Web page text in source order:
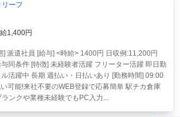
ーフ
1,400円
] 派遣社員 [給与] <時給> 1400円 日収例:11,200円
同条件 [特徴] 未経験者活躍 フリーター活躍 即日勤
活躍中 長期 週払い・日払いあり [勤務時間] 09:00
可能!来社不要のWEB登録で応募簡単 駅チカ倉庫
ンクや業種未経験でもPC入力...